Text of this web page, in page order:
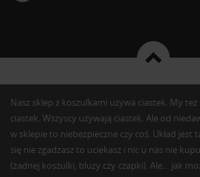
Nasz sklep z koszulkami używa ciastek. My
ciastek. Wszyscy używają ciastek. Ale od
w sklepie to niebezpieczne czy coś. Układ jest
się nie zgadzasz to uciekasz i nic u nas nie
(żadnej koszulki, bluzy czy czapki). Ale… jak